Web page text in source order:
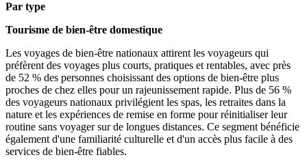
Par type
Tourisme de bien-être domestique
Les voyages de bien-être nationaux attirent les voyageurs qui
préfèrent des voyages plus courts, pratiques et rentables, avec près
de 52 % des personnes choisissant des options de bien-être plus
proches de chez elles pour un rajeunissement rapide. Plus de 56 %
des voyageurs nationaux privilégient les spas, les retraites dans la
nature et les expériences de remise en forme pour réinitialiser leur
routine sans voyager sur de longues distances. Ce segment bénéficie
également d'une familiarité culturelle et d'un accès plus facile à des
services de bien-être fiables.